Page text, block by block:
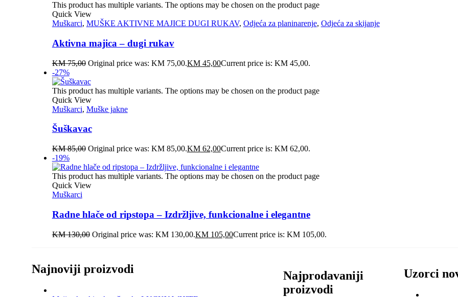
This product has multiple variants. The options may be chosen on the product page
Quick View
Muškarci, MUŠKE AKTIVNE MAJICE DUGI RUKAV, Odjeća za planinarenje, Odjeća za skijanje
Aktivna majica – dugi rukav
KM75,00 Original price was: KM 75,00.KM45,00Current price is: KM 45,00.
-27%
This product has multiple variants. The options may be chosen on the product page
Quick View
Muškarci, Muške jakne
Šuškavac
KM85,00 Original price was: KM 85,00.KM62,00Current price is: KM 62,00.
-19%
This product has multiple variants. The options may be chosen on the product page
Quick View
Muškarci
Radne hlače od ripstopa – Izdržljive, funkcionalne i elegantne
KM130,00 Original price was: KM 130,00.KM105,00Current price is: KM 105,00.
Najnoviji proizvodi
Najprodavaniji
proizvodi
Uzorci